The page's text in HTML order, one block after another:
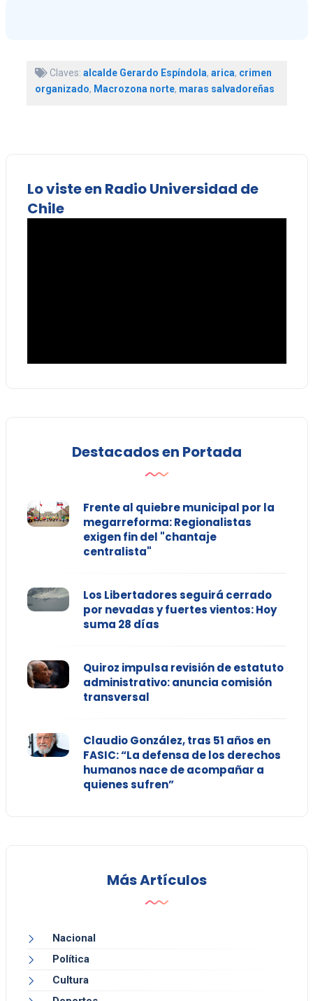
Claves: alcalde Gerardo Espíndola, arica, crimen
organizado, Macrozona norte, maras salvadoreñas
Lo viste en Radio Universidad de
Chile
Destacados en Portada
Frente al quiebre municipal por la
megarreforma: Regionalistas
exigen fin del "chantaje
centralista"
Los Libertadores seguirá cerrado
por nevadas y fuertes vientos: Hoy
suma 28 días
Quiroz impulsa revisión de estatuto
administrativo: anuncia comisión
transversal
Claudio González, tras 51 años en
FASIC: “La defensa de los derechos
humanos nace de acompañar a
quienes sufren”
Más Artículos
Nacional
Política
Cultura